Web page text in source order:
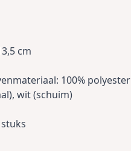
cm
100% polyester
wit (schuim)